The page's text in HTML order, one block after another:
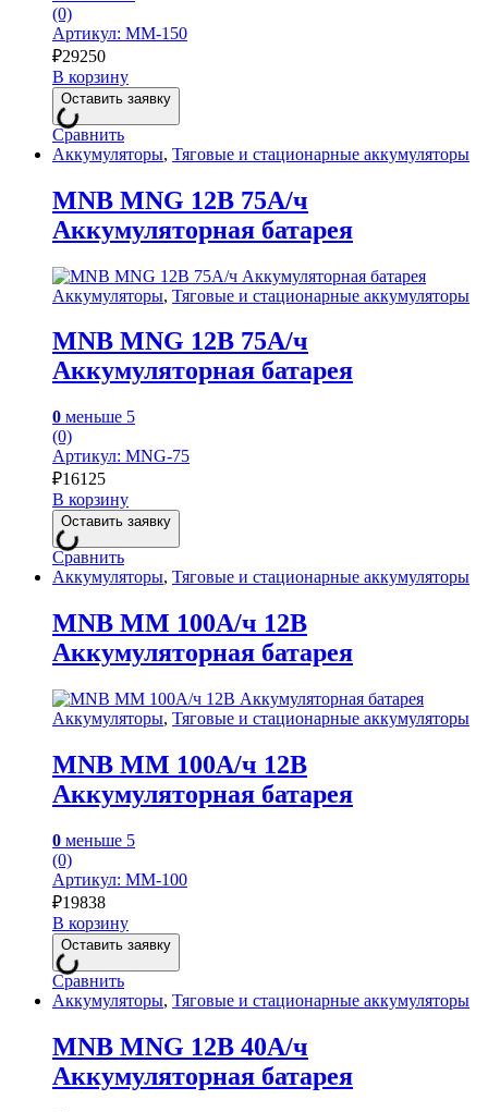
(0)
Артикул: MM-150
₽29250
В корзину
Оставить заявку
Сравнить
Аккумуляторы, Тяговые и стационарные аккумуляторы
MNB MNG 12В 75А/ч
Аккумуляторная батарея
Аккумуляторы, Тяговые и стационарные аккумуляторы
MNB MNG 12В 75А/ч
Аккумуляторная батарея
0 меньше 5
(0)
Артикул: MNG-75
₽16125
В корзину
Оставить заявку
Сравнить
Аккумуляторы, Тяговые и стационарные аккумуляторы
MNB MM 100А/ч 12В
Аккумуляторная батарея
Аккумуляторы, Тяговые и стационарные аккумуляторы
MNB MM 100А/ч 12В
Аккумуляторная батарея
0 меньше 5
(0)
Артикул: MM-100
₽19838
В корзину
Оставить заявку
Сравнить
Аккумуляторы, Тяговые и стационарные аккумуляторы
MNB MNG 12В 40А/ч
Аккумуляторная батарея